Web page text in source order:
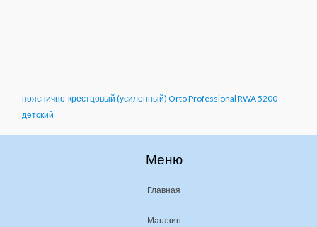
пояснично-крестцовый (усиленный) Orto Professional RWA 5200
детский
Меню
Главная
Магазин